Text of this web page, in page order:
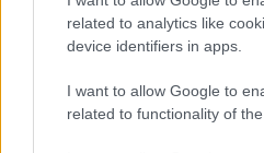
related to analytics like
device identifiers in apps.
I want to allow Google to
related to functionality of